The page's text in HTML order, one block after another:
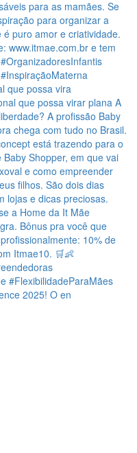
que possa vira
2025! O en